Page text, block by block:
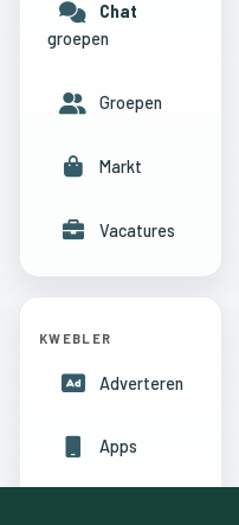
Chat
groepen
Groepen
Markt
Vacatures
KWEBLER
Adverteren
Apps